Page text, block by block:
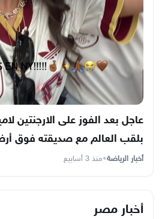
عاجل بعد الفوز على الارجنتين
بلقب العالم مع صديقته فوق
أخبار الرياضة•منذ 3 أسابيع
أخبار مصر